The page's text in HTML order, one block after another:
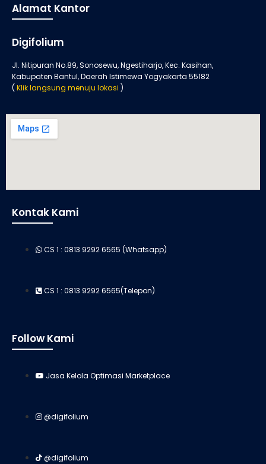
Alamat Kantor
Digifolium
Jl. Nitipuran No.89, Sonosewu, Ngestiharjo, Kec. Kasihan,
Kabupaten Bantul, Daerah Istimewa Yogyakarta 55182
( Klik langsung menuju lokasi )
Kontak Kami
CS 1 : 0813 9292 6565 (Whatsapp)
CS 1 : 0813 9292 6565(Telepon)
Follow Kami
Jasa Kelola Optimasi Marketplace
@digifolium
@digifolium